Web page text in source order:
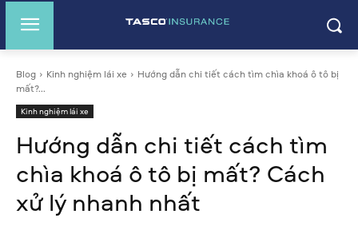
Blog Kinh nghiệm lái xe
Hướng dẫn chi tiết cách tìm chìa khoá ô tô bị
mất?...
Kinh nghiệm lái xe
Hướng dẫn chi tiết cách tìm
chìa khoá ô tô bị mất? Cách
xử lý nhanh nhất